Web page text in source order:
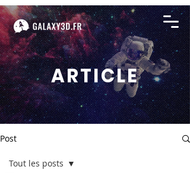
ARTICLE
Post
Tout les posts